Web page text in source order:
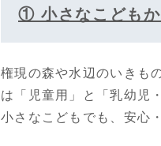
① 小さなこどもか
権現の森や水辺のいきも
は「児童用」と「乳幼児
小さなこどもでも、安心